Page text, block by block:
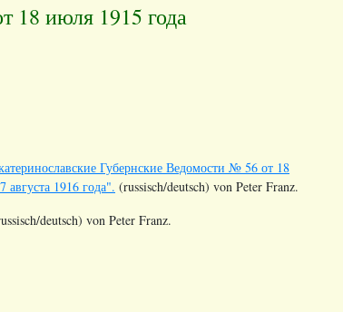
18 июля 1915 года
Губернские Ведомости № 56 от 18
1916 года". (russisch/deutsch) von Peter Franz.
deutsch) von Peter Franz.